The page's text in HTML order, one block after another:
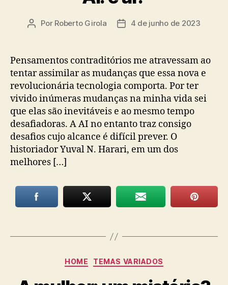
Autor
Por Roberto Girola
Data4 de junho de 2023
Pensamentos contraditórios me atravessam ao
tentar assimilar as mudanças que essa nova e
revolucionária tecnologia comporta. Por ter
vivido inúmeras mudanças na minha vida sei
que elas são inevitáveis e ao mesmo tempo
desafiadoras. A AI no entanto traz consigo
desafios cujo alcance é difícil prever. O
historiador Yuval N. Harari, em um dos
melhores […]
Categorias
HOME TEMAS VARIADOS